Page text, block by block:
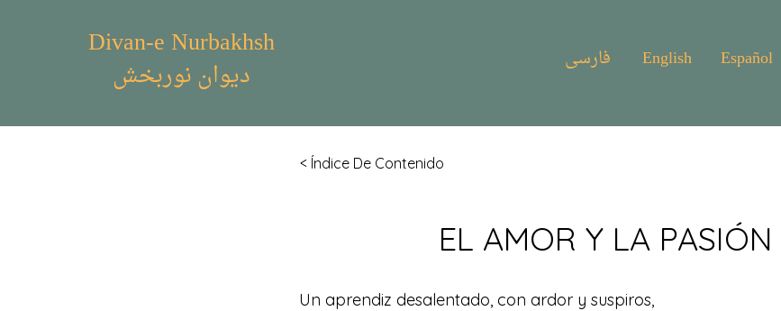
Divan-e Nurbakhsh
دیوان نوربخش فارسی English Español
< Índice De Contenido
EL AMOR Y LA PASIÓN
Un aprendiz desalentado, con ardor y suspiros,